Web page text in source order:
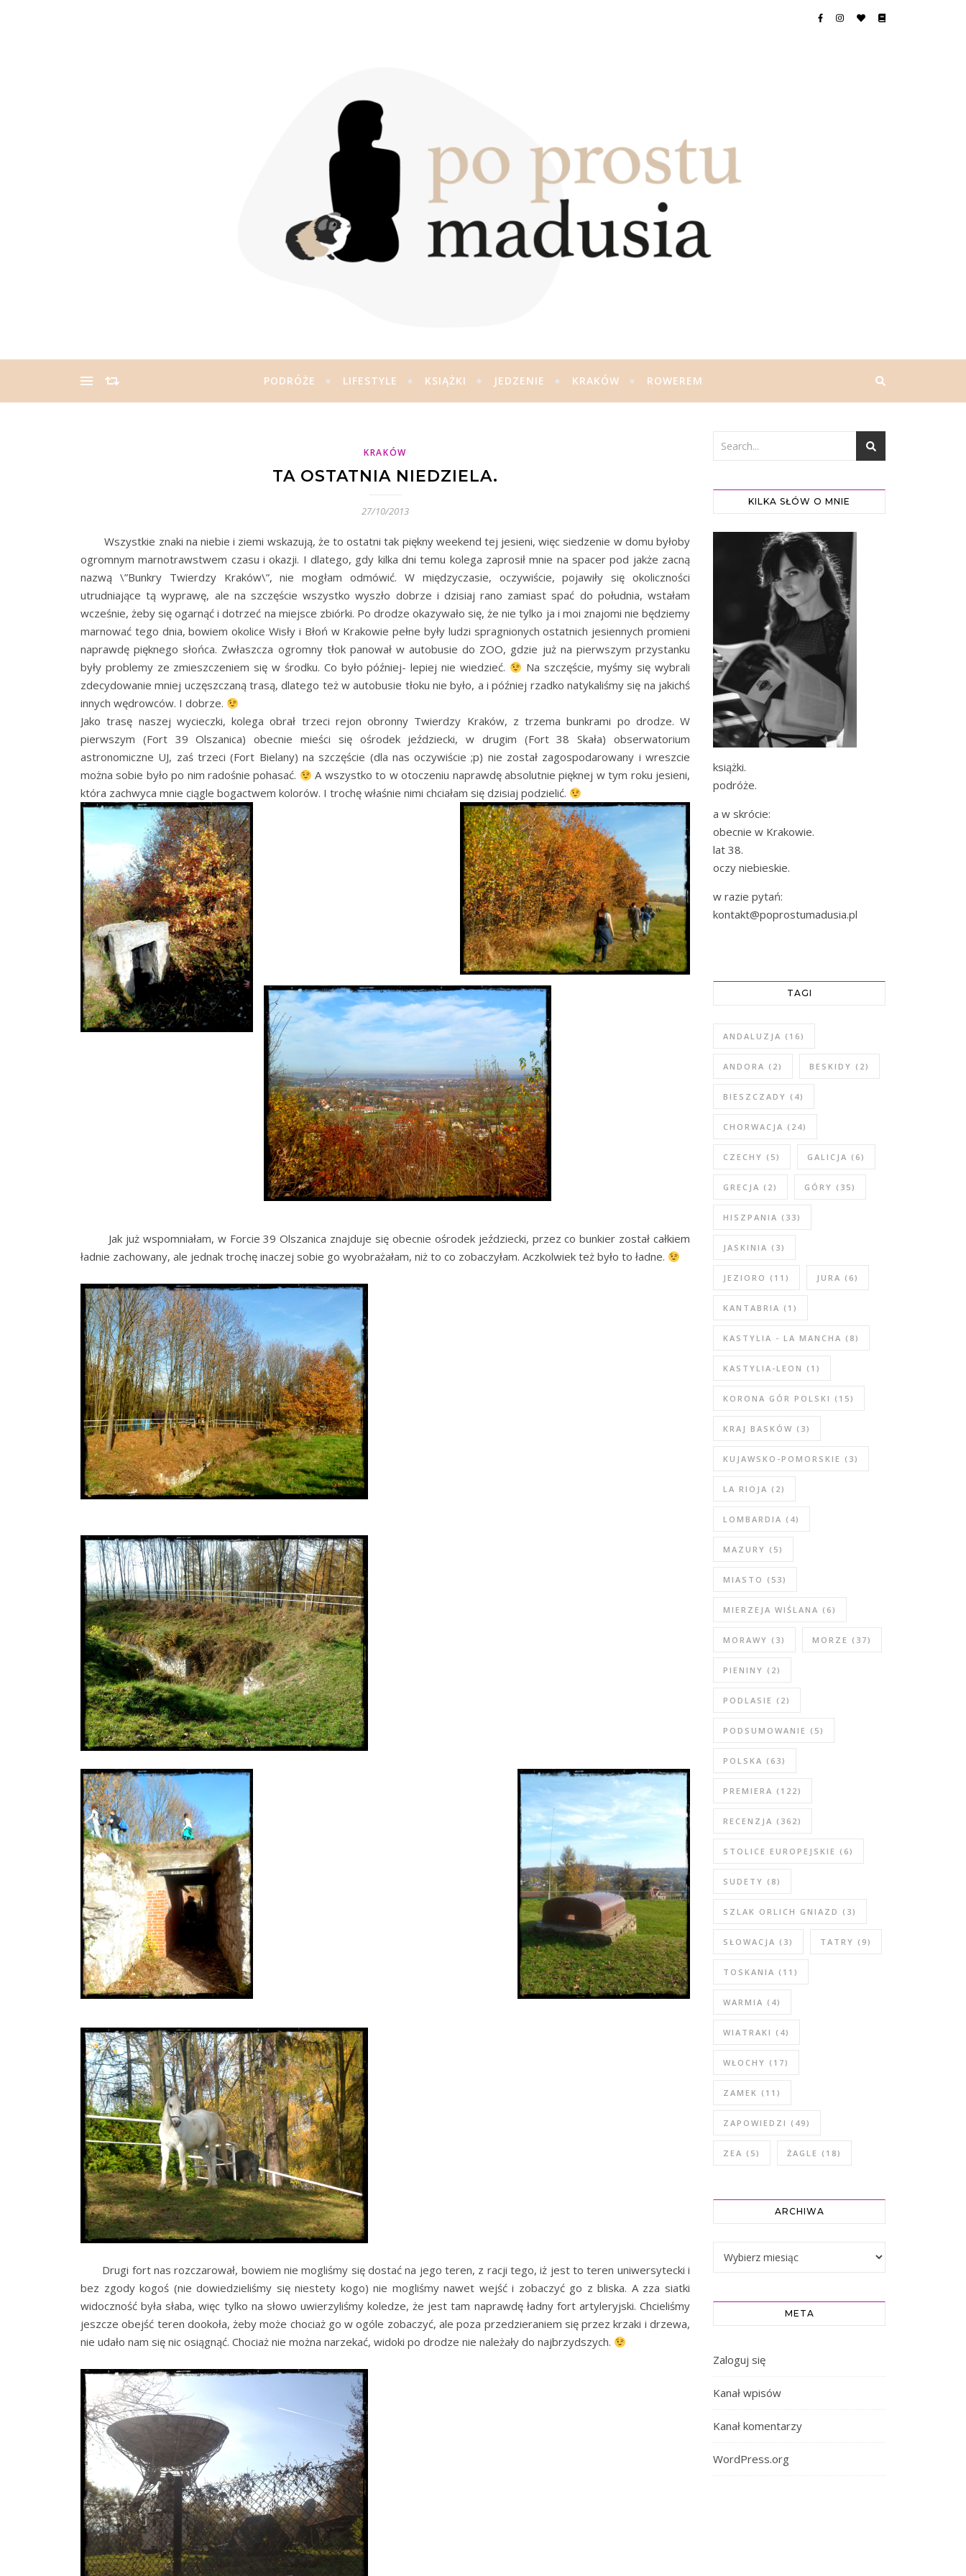
PODRÓŻE LIFESTYLE KSIĄŻKI JEDZENIE KRAKÓW ROWEREM
KRAKÓW
TA OSTATNIA NIEDZIELA.
27/10/2013
Wszystkie znaki na niebie i ziemi wskazują, że to ostatni tak piękny weekend tej jesieni, więc siedzenie w domu byłoby
ogromnym marnotrawstwem czasu i okazji. I dlatego, gdy kilka dni temu kolega zaprosił mnie na spacer pod jakże zacną
nazwą \”Bunkry Twierdzy Kraków\”, nie mogłam odmówić. W międzyczasie, oczywiście, pojawiły się okoliczności
utrudniające tą wyprawę, ale na szczęście wszystko wyszło dobrze i dzisiaj rano zamiast spać do południa, wstałam
wcześnie, żeby się ogarnąć i dotrzeć na miejsce zbiórki. Po drodze okazywało się, że nie tylko ja i moi znajomi nie będziemy
marnować tego dnia, bowiem okolice Wisły i Błoń w Krakowie pełne były ludzi spragnionych ostatnich jesiennych promieni
naprawdę pięknego słońca. Zwłaszcza ogromny tłok panował w autobusie do ZOO, gdzie już na pierwszym przystanku
były problemy ze zmieszczeniem się w środku. Co było później- lepiej nie wiedzieć.
Na szczęście, myśmy się wybrali
zdecydowanie mniej uczęszczaną trasą, dlatego też w autobusie tłoku nie było, a i później rzadko natykaliśmy się na jakichś
innych wędrowców. I dobrze.
Jako trasę naszej wycieczki, kolega obrał trzeci rejon obronny Twierdzy Kraków, z trzema bunkrami po drodze. W
pierwszym (Fort 39 Olszanica) obecnie mieści się ośrodek jeździecki, w drugim (Fort 38 Skała) obserwatorium
astronomiczne UJ, zaś trzeci (Fort Bielany) na szczęście (dla nas oczywiście ;p) nie został zagospodarowany i wreszcie
można sobie było po nim radośnie pohasać.
A wszystko to w otoczeniu naprawdę absolutnie pięknej w tym roku jesieni,
która zachwyca mnie ciągle bogactwem kolorów. I trochę właśnie nimi chciałam się dzisiaj podzielić.
Jak już wspomniałam, w Forcie 39 Olszanica znajduje się obecnie ośrodek jeździecki, przez co bunkier został całkiem
ładnie zachowany, ale jednak trochę inaczej sobie go wyobrażałam, niż to co zobaczyłam. Aczkolwiek też było to ładne.
Drugi fort nas rozczarował, bowiem nie mogliśmy się dostać na jego teren, z racji tego, iż jest to teren uniwersytecki i
bez zgody kogoś (nie dowiedzieliśmy się niestety kogo) nie mogliśmy nawet wejść i zobaczyć go z bliska. A zza siatki
widoczność była słaba, więc tylko na słowo uwierzyliśmy koledze, że jest tam naprawdę ładny fort artyleryjski. Chcieliśmy
jeszcze obejść teren dookoła, żeby może chociaż go w ogóle zobaczyć, ale poza przedzieraniem się przez krzaki i drzewa,
nie udało nam się nic osiągnąć. Chociaż nie można narzekać, widoki po drodze nie należały do najbrzydszych.
KILKA SŁÓW O MNIE
książki.
podróże.
a w skrócie:
obecnie w Krakowie.
lat 38.
oczy niebieskie.
w razie pytań:
kontakt@poprostumadusia.pl
TAGI
ANDALUZJA (16)
ANDORA (2) BESKIDY (2)
BIESZCZADY (4)
CHORWACJA (24)
CZECHY (5) GALICJA (6)
GRECJA (2) GÓRY (35)
HISZPANIA (33)
JASKINIA (3)
JEZIORO (11) JURA (6)
KANTABRIA (1)
KASTYLIA - LA MANCHA (8)
KASTYLIA-LEON (1)
KORONA GÓR POLSKI (15)
KRAJ BASKÓW (3)
KUJAWSKO-POMORSKIE (3)
LA RIOJA (2)
LOMBARDIA (4)
MAZURY (5)
MIASTO (53)
MIERZEJA WIŚLANA (6)
MORAWY (3) MORZE (37)
PIENINY (2)
PODLASIE (2)
PODSUMOWANIE (5)
POLSKA (63)
PREMIERA (122)
RECENZJA (362)
STOLICE EUROPEJSKIE (6)
SUDETY (8)
SZLAK ORLICH GNIAZD (3)
SŁOWACJA (3) TATRY (9)
TOSKANIA (11)
WARMIA (4)
WIATRAKI (4)
WŁOCHY (17)
ZAMEK (11)
ZAPOWIEDZI (49)
ZEA (5) ŻAGLE (18)
ARCHIWA
Archiwa
META
Zaloguj się
Kanał wpisów
Kanał komentarzy
WordPress.org